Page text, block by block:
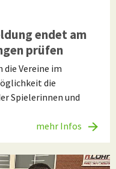
endet am
prüfen
die Vereine im
die
Spielerinnen und
mehr Infos